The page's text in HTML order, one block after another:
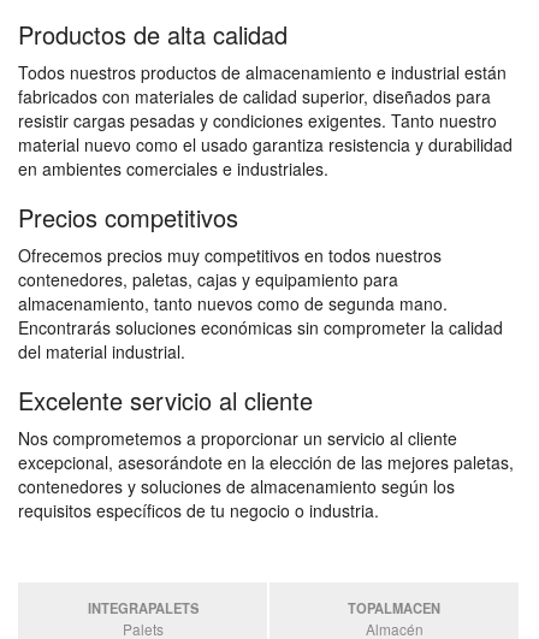
Productos de alta calidad
Todos nuestros productos de almacenamiento e industrial están
fabricados con materiales de calidad superior, diseñados para
resistir cargas pesadas y condiciones exigentes. Tanto nuestro
material nuevo como el usado garantiza resistencia y durabilidad
en ambientes comerciales e industriales.
Precios competitivos
Ofrecemos precios muy competitivos en todos nuestros
contenedores, paletas, cajas y equipamiento para
almacenamiento, tanto nuevos como de segunda mano.
Encontrarás soluciones económicas sin comprometer la calidad
del material industrial.
Excelente servicio al cliente
Nos comprometemos a proporcionar un servicio al cliente
excepcional, asesorándote en la elección de las mejores paletas,
contenedores y soluciones de almacenamiento según los
requisitos específicos de tu negocio o industria.
INTEGRAPALETS
Palets
TOPALMACEN
Almacén